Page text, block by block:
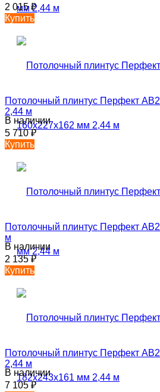
2 015₽
Купить
Потолочный плинтус Перфект
2,44 м
В наличии
5 710₽
Купить
Потолочный плинтус Перфект
м
В наличии
2 135₽
Купить
Потолочный плинтус Перфект
2,44 м
В наличии
7 105₽